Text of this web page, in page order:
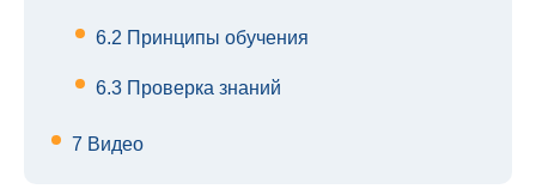
6.2 Принципы обучения
6.3 Проверка знаний
7 Видео